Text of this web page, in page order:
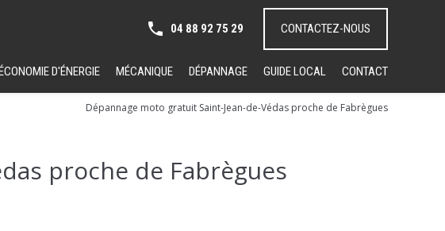
04 88 92 75 29 CONTACTEZ-NOUS
D'ÉNERGIE MÉCANIQUE DÉPANNAGE GUIDE LOCAL CONTACT
Dépannage moto gratuit Saint-Jean-de-Védas proche de Fabrègues
proche de Fabrègues